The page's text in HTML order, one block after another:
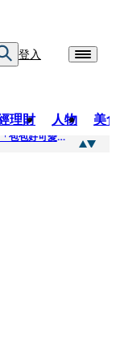
登入
理財 人物 美
「千億富太」現身老店買250元麻糬！ 店員讚「包包好可愛」她笑回：我自己做的